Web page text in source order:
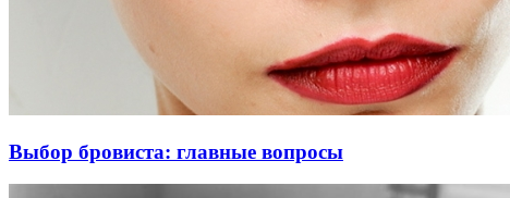
Выбор бровиста: главные вопросы